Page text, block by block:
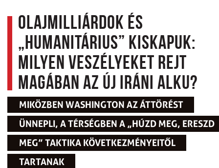
Olajmilliárdok és
„humanitárius” kiskapuk:
Milyen veszélyeket rejt
magában az új iráni alku?
MIKÖZBEN WASHINGTON AZ ÁTTÖRÉST
ÜNNEPLI, A TÉRSÉGBEN A „HÚZD MEG, ERESZD
MEG” TAKTIKA KÖVETKEZMÉNYEITŐL
TARTANAK